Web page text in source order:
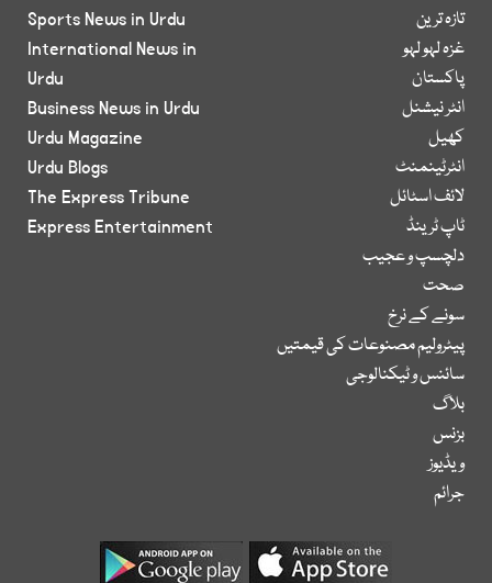
تازہ ترین
غزہ لہو لہو
پاکستان
انٹر نیشنل
کھیل
انٹرٹینمنٹ
لائف اسٹائل
ٹاپ ٹرینڈ
دلچسپ و عجیب
صحت
سونے کے نرخ
پیٹرولیم مصنوعات کی قیمتیں
سائنس و ٹیکنالوجی
بلاگ
بزنس
ویڈیوز
جرائم
Sports News in Urdu
International News in
Urdu
Business News in Urdu
Urdu Magazine
Urdu Blogs
The Express Tribune
Express Entertainment